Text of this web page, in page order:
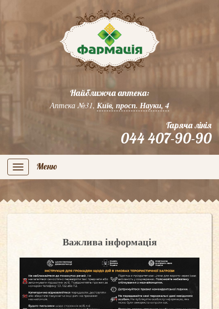
Найближча аптека:
Аптека №31, Київ, просп. Науки, 4
Гаряча лінія
044 407-90-90
navigation
Меню
Важлива інформація